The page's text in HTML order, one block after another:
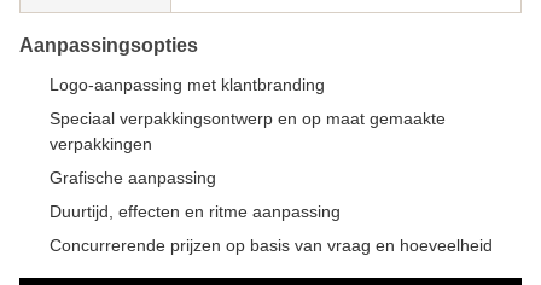
Aanpassingsopties
Logo-aanpassing met klantbranding
Speciaal verpakkingsontwerp en op maat gemaakte
verpakkingen
Grafische aanpassing
Duurtijd, effecten en ritme aanpassing
Concurrerende prijzen op basis van vraag en hoeveelheid